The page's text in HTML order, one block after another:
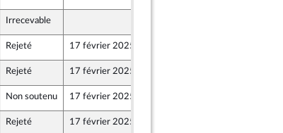
Irrecevable
Rejeté 17 février 2025
Rejeté 17 février 2025
Non soutenu 17 février 2025
Rejeté 17 février 2025